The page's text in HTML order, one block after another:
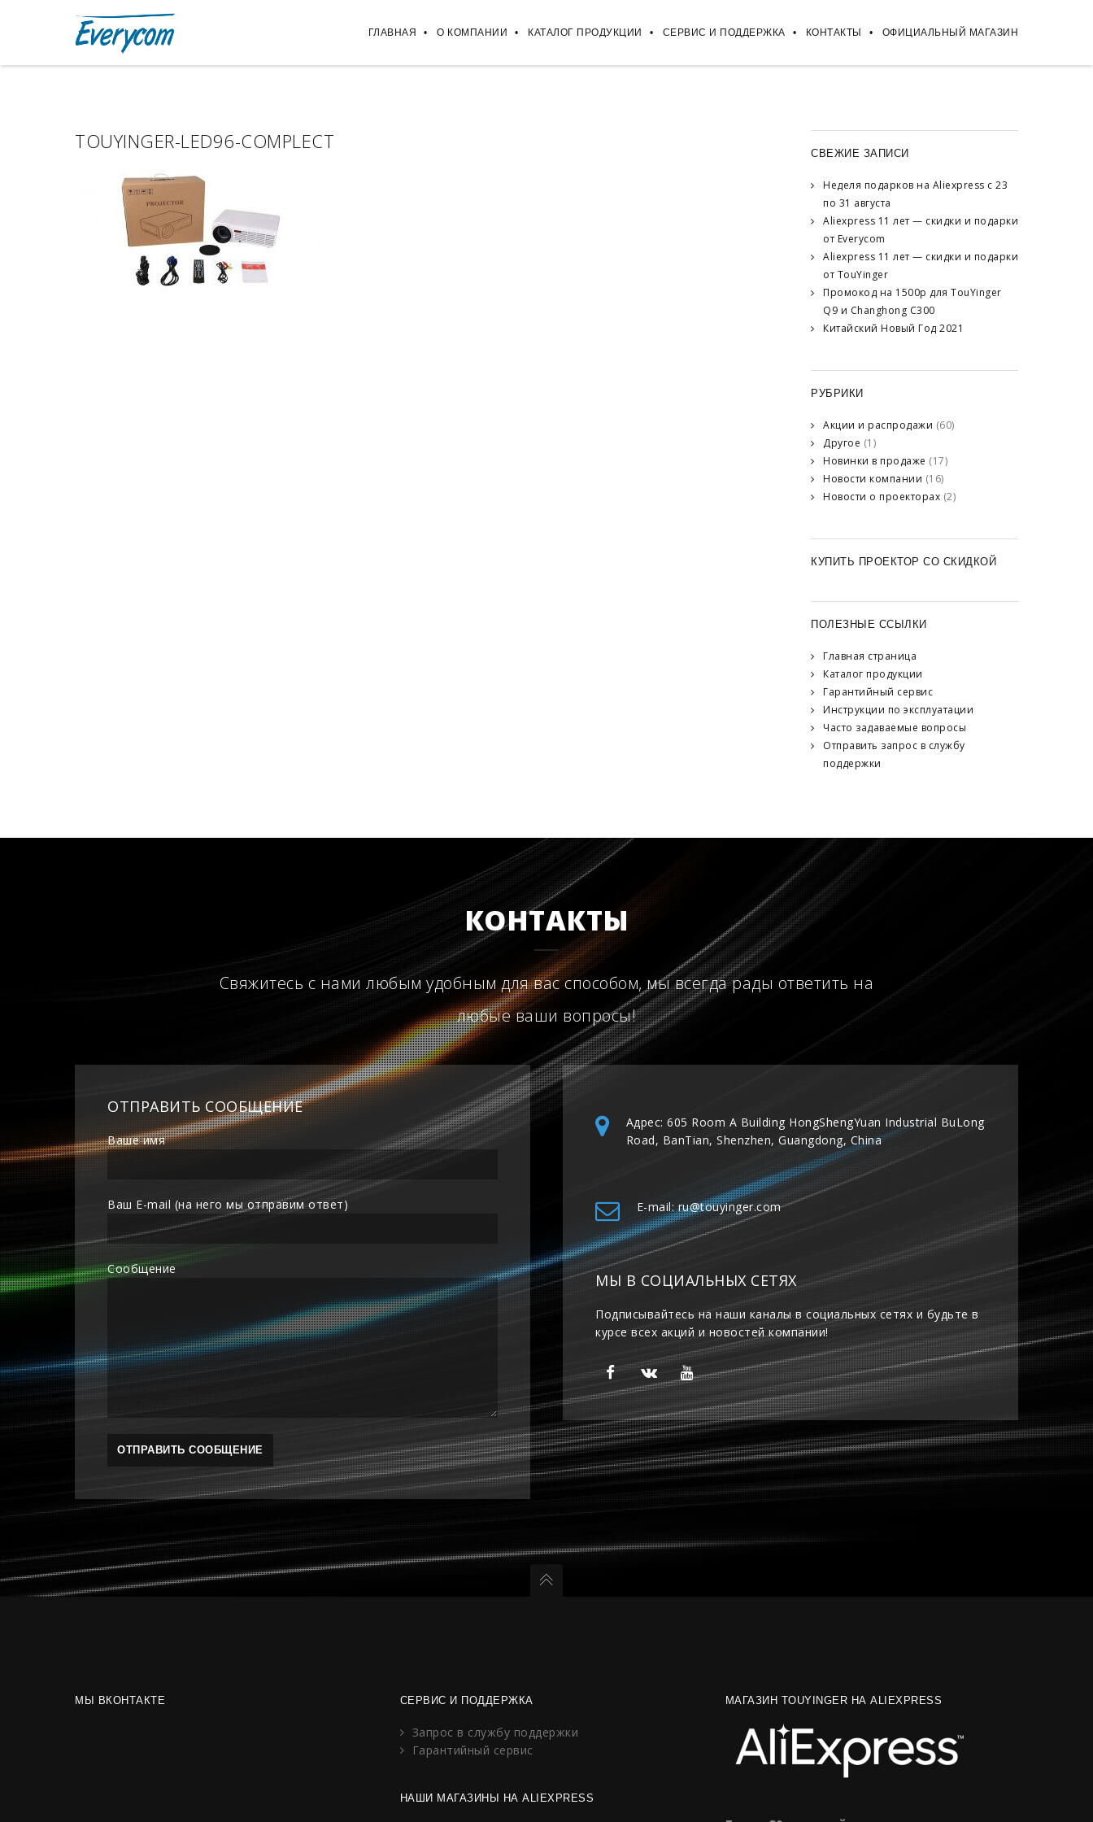
ГЛАВНАЯ О КОМПАНИИ КАТАЛОГ ПРОДУКЦИИ СЕРВИС И ПОДДЕРЖКА КОНТАКТЫ ОФИЦИАЛЬНЫЙ МАГАЗИН
TOUYINGER-LED96-COMPLECT
СВЕЖИЕ ЗАПИСИ
Неделя подарков на Aliexpress с 23
по 31 августа
Aliexpress 11 лет — скидки и подарки
от Everycom
Aliexpress 11 лет — скидки и подарки
от TouYinger
Промокод на 1500р для TouYinger
Q9 и Changhong C300
Китайский Новый Год 2021
РУБРИКИ
Акции и распродажи (60)
Другое (1)
Новинки в продаже (17)
Новости компании (16)
Новости о проекторах (2)
КУПИТЬ ПРОЕКТОР СО СКИДКОЙ
ПОЛЕЗНЫЕ ССЫЛКИ
Главная страница
Каталог продукции
Гарантийный сервис
Инструкции по эксплуатации
Часто задаваемые вопросы
Отправить запрос в службу
поддержки
КОНТАКТЫ
Свяжитесь с нами любым удобным для вас способом, мы всегда рады ответить на
любые ваши вопросы!
ОТПРАВИТЬ СООБЩЕНИЕ
Ваше имя
Ваш E-mail (на него мы отправим ответ)
Сообщение
Адрес: 605 Room A Building HongShengYuan Industrial BuLong
Road, BanTian, Shenzhen, Guangdong, China
E-mail: ru@touyinger.com
МЫ В СОЦИАЛЬНЫХ СЕТЯХ
Подписывайтесь на наши каналы в социальных сетях и будьте в
курсе всех акций и новостей компании!
МЫ ВКОНТАКТЕ СЕРВИС И ПОДДЕРЖКА
Запрос в службу поддержки
Гарантийный сервис
НАШИ МАГАЗИНЫ НА ALIEXPRESS
МАГАЗИН TOUYINGER НА ALIEXPRESS